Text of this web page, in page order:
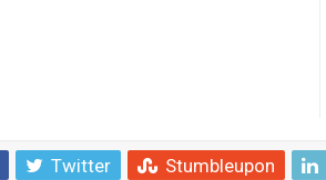
Twitter Stumbleupon